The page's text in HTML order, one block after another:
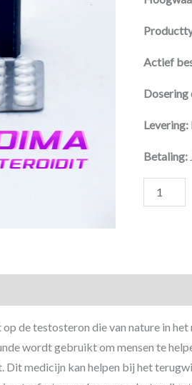
Actief
Dosering
Levering:
Betaling:
de testosteron die van nature in
wordt gebruikt om mensen te
Dit medicijn kan helpen bij het